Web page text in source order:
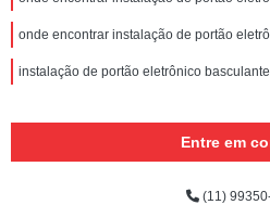
onde encontrar instalação de portão
instalação de portão eletrônico
Entre em
(11)